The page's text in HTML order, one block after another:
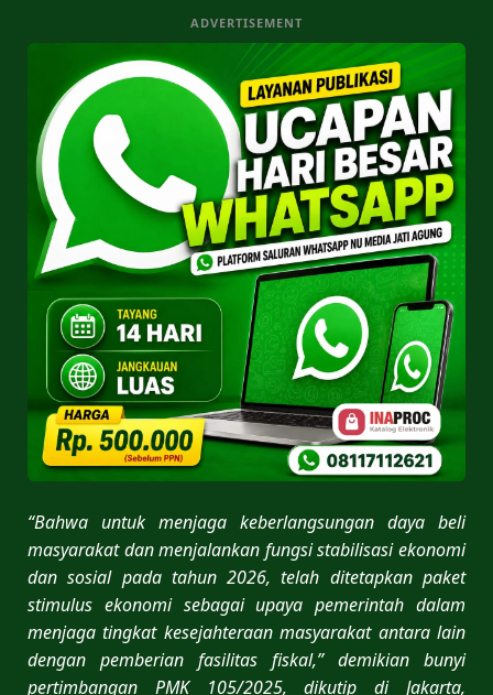
ADVERTISEMENT
“Bahwa untuk menjaga keberlangsungan daya beli
masyarakat dan menjalankan fungsi stabilisasi ekonomi
dan sosial pada tahun 2026, telah ditetapkan paket
stimulus ekonomi sebagai upaya pemerintah dalam
menjaga tingkat kesejahteraan masyarakat antara lain
dengan pemberian fasilitas fiskal,” demikian bunyi
pertimbangan PMK 105/2025, dikutip di Jakarta,